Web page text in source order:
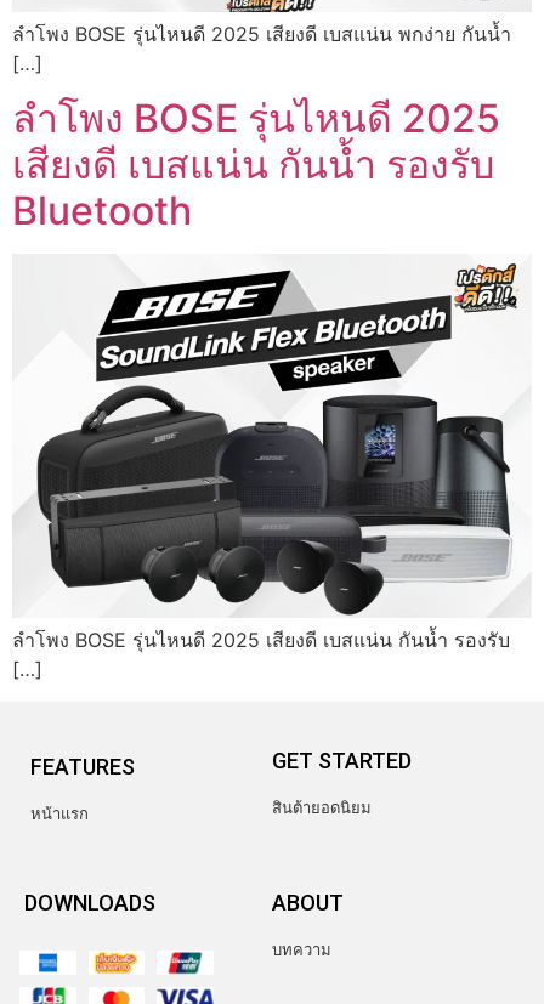
ลำโพง BOSE รุ่นไหนดี 2025 เสียงดี เบสแน่น พกง่าย กันน้ำ
[…]
ลำโพง BOSE รุ่นไหนดี 2025
เสียงดี เบสแน่น กันน้ำ รองรับ
Bluetooth
ลำโพง BOSE รุ่นไหนดี 2025 เสียงดี เบสแน่น กันน้ำ รองรับ
[…]
FEATURES
หน้าแรก
GET STARTED
สินต้ายอดนิยม
DOWNLOADS ABOUT
บทความ